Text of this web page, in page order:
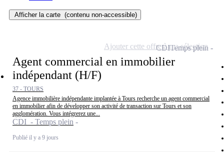
Afficher la carte (contenu non-accessible)
Agent commercial en immobilier
indépendant (H/F)
37 - TOURS
Agence immobilière indépendante implantée à Tours recherche un agent commercial
en immobilier afin de développer son activité de transaction sur Tours et son
agglomération. Vous intégrerez une...
CDI - Temps plein
Publié il y a 9 jours
CDITemps plein
Ajouter cette offre à ma sélection